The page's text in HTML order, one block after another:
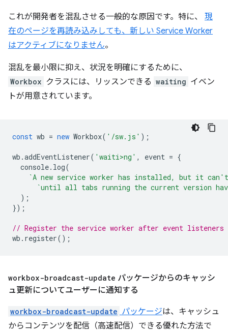
これが開発者を混乱させる一般的な原因です。特に、 現
在のページを再読み込みしても、新しい Service Worker
はアクティブになりません。
混乱を最小限に抑え、状況を明確にするために、
Workbox クラスには、リッスンできる waiting イベン
トが用意されています。
const wb = new Workbox( '/sw.js' );
wb .addEventListener( 'waiti>ng' , event = {
console. log(
`A new service worker has installed, but it
`until all tabs running the current version
);
});
// Register the service worker after event listeners
wb . register();
workbox-broadcast-update パッケージからのキャッシ
ュ更新についてユーザーに通知する
workbox-broadcast-update パッケージは、キャッシュ
からコンテンツを配信（高速配信）できる優れた方法で